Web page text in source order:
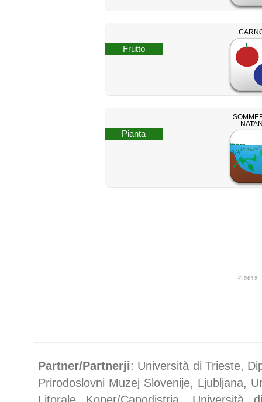
Frutto
Pianta
© 2012 -
Partner/Partnerji: Università di Trieste,
Prirodoslovni Muzej Slovenije, Ljubljana,